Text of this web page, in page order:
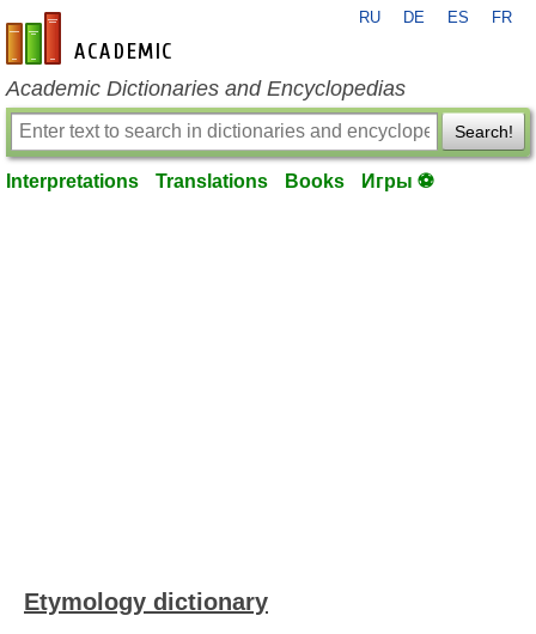
en-academic.com
RU DE ES FR
Academic Dictionaries and Encyclopedias
Search!
Interpretations Translations Books Игры ⚽
Etymology dictionary